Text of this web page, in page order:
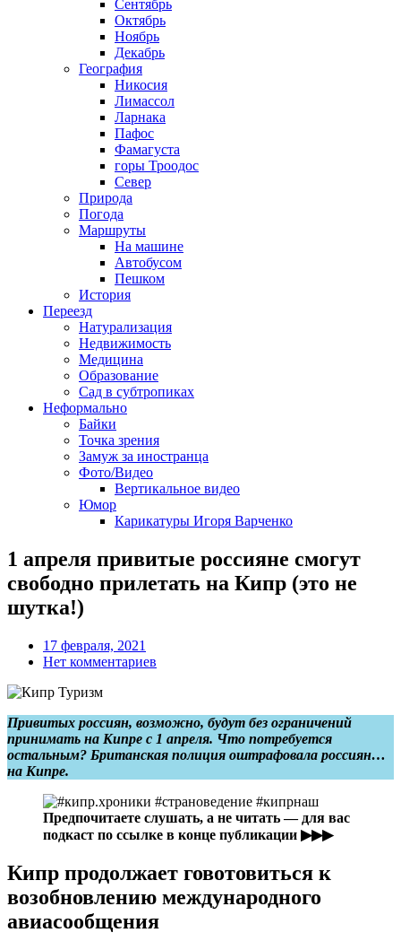
Сентябрь
Октябрь
Ноябрь
Декабрь
География
Никосия
Лимассол
Ларнака
Пафос
Фамагуста
горы Троодос
Север
Природа
Погода
Маршруты
На машине
Автобусом
Пешком
История
Переезд
Натурализация
Недвижимость
Медицина
Образование
Сад в субтропиках
Неформально
Байки
Точка зрения
Замуж за иностранца
Фото/Видео
Вертикальное видео
Юмор
Карикатуры Игоря Варченко
1 апреля привитые россияне смогут
свободно прилетать на Кипр (это не
шутка!)
17 февраля, 2021
Нет комментариев
Привитых россиян, возможно, будут без ограничений
принимать на Кипре с 1 апреля. Что потребуется
остальным? Британская полиция оштрафовала россиян…
на Кипре.
Предпочитаете слушать, а не читать — для вас
подкаст по ссылке в конце публикации ▶▶▶
Кипр продолжает говотовиться к
возобновлению международного
авиасообщения